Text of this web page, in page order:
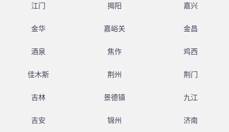
江门 揭阳 嘉兴
金华 嘉峪关 金昌
酒泉 焦作 鸡西
佳木斯 荆州 荆门
吉林 景德镇 九江
吉安 锦州 济南